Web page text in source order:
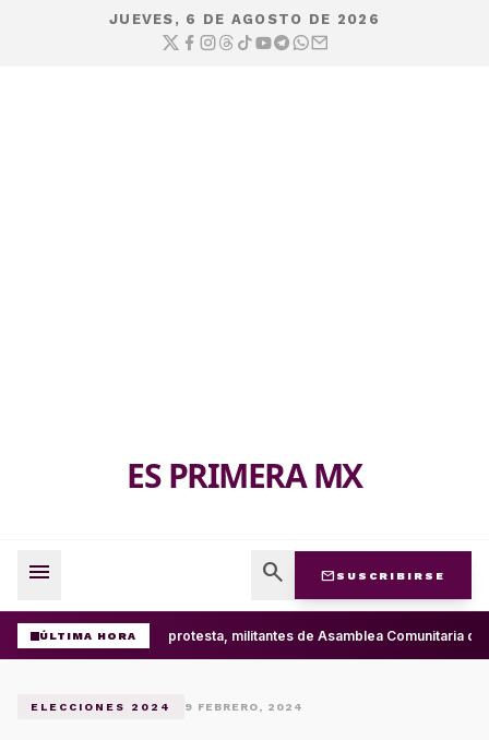
JUEVES, 6 DE AGOSTO DE 2026
ES PRIMERA MX
menu search mail SUSCRIBIRSE
ÚLTIMA HORACon protesta, militantes de Asamblea Comunitaria
ELECCIONES 2024 9 FEBRERO, 2024